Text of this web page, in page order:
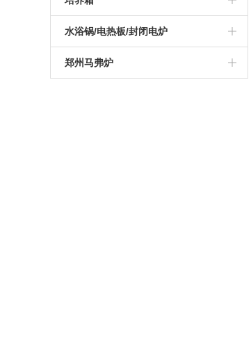
实验室箱式电阻炉
1000度箱式电阻炉
1600度陶瓷纤维马弗炉
1700度陶瓷纤维马弗炉
高温箱式真空气氛炉
管式实验炉
实验室管式炉
电加热坩埚炉
电热恒温干燥培养箱
恒温培养箱
水浴锅/电热板/封闭电炉
电热板
郑州马弗炉